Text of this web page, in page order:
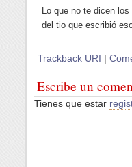
Lo que no te dicen
del tio que escribió
Trackback URI |
Escribe un
Tienes que estar